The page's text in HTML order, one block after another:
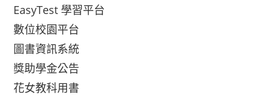
EasyTest 學習平台
數位校園平台
圖書資訊系統
獎助學金公告
花女教科用書